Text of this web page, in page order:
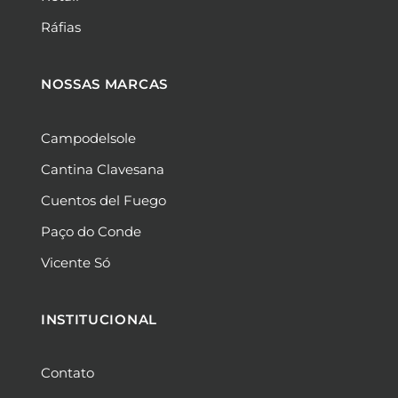
Ráfias
NOSSAS MARCAS
Campodelsole
Cantina Clavesana
Cuentos del Fuego
Paço do Conde
Vicente Só
INSTITUCIONAL
Contato